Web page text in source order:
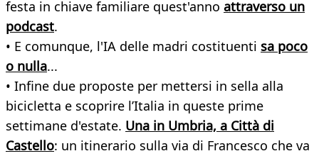
festa in chiave familiare quest'anno attraverso un
podcast.
• E comunque, l'IA delle madri costituenti sa poco
o nulla...
• Infine due proposte per mettersi in sella alla
bicicletta e scoprire l’Italia in queste prime
settimane d'estate. Una in Umbria, a Città di
Castello: un itinerario sulla via di Francesco che va